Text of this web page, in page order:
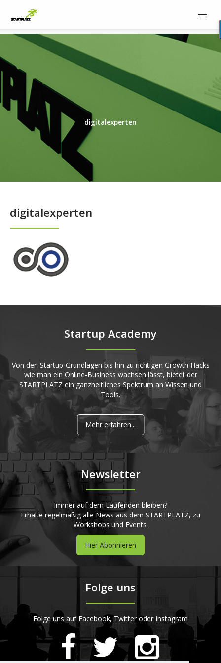
digitalexperten
digitalexperten
Startup Academy
Von den Startup-Grundlagen bis hin zu richtigen Growth Hacks
wie man ein Online-Business wachsen lässt, bietet der
STARTPLATZ ein ganzheitliches Spektrum an Wissen und
Tools.
Mehr erfahren...
Newsletter
Immer auf dem Laufenden bleiben?
Erhalte regelmäßig alle News aus dem STARTPLATZ, zu
Workshops und Events.
Hier Abonnieren
Folge uns
Folge uns auf Facebook, Twitter oder Instagram